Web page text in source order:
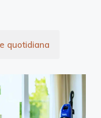
quotidiana